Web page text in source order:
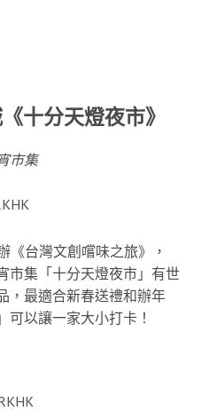
十分天燈夜市》
《台灣文創嚐味之旅》，
市集「十分天燈夜市」有世
，最適合新春送禮和辦年
」可以讓一家大小打卡！